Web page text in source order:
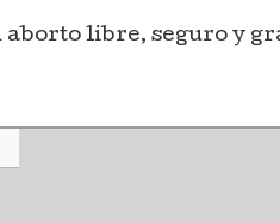
libre, seguro y